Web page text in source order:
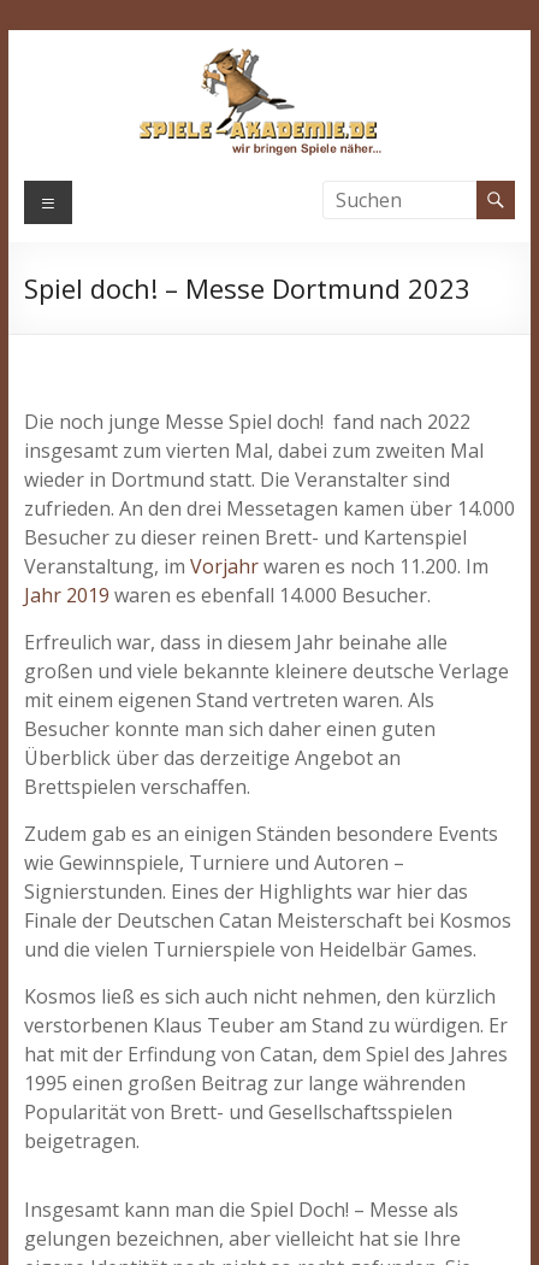
Spiele-
Wir
Menü
Spiel doch! – Messe Dortmund 2023
Die noch junge Messe Spiel doch! fand nach 2022
insgesamt zum vierten Mal, dabei zum zweiten Mal
wieder in Dortmund statt. Die Veranstalter sind
zufrieden. An den drei Messetagen kamen über 14.000
Besucher zu dieser reinen Brett- und Kartenspiel
Veranstaltung, im Vorjahrwaren es noch 11.200. Im
Jahr 2019 waren es ebenfall 14.000 Besucher.
Erfreulich war, dass in diesem Jahr beinahe alle
großen und viele bekannte kleinere deutsche Verlage
mit einem eigenen Stand vertreten waren. Als
Besucher konnte man sich daher einen guten
Überblick über das derzeitige Angebot an
Brettspielen verschaffen.
Zudem gab es an einigen Ständen besondere Events
wie Gewinnspiele, Turniere und Autoren –
Signierstunden. Eines der Highlights war hier das
Finale der Deutschen Catan Meisterschaft bei Kosmos
und die vielen Turnierspiele von Heidelbär Games.
Kosmos ließ es sich auch nicht nehmen, den kürzlich
verstorbenen Klaus Teuber am Stand zu würdigen. Er
hat mit der Erfindung von Catan, dem Spiel des Jahres
1995 einen großen Beitrag zur lange währenden
Popularität von Brett- und Gesellschaftsspielen
beigetragen.
Insgesamt kann man die Spiel Doch! – Messe als
gelungen bezeichnen, aber vielleicht hat sie Ihre